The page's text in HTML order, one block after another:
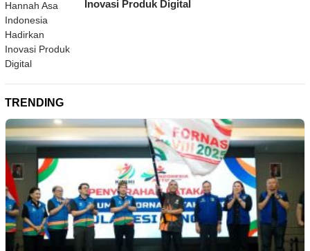
Inovasi Produk Digital
TRENDING